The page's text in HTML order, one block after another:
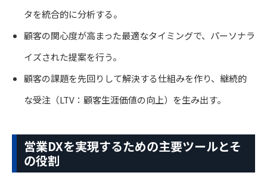
タを統合的に分析する。
顧客の関心度が高まった最適なタイミングで、パーソナラ
イズされた提案を行う。
顧客の課題を先回りして解決する仕組みを作り、継続的
な受注（LTV：顧客生涯価値の向上）を生み出す。
営業DXを実現するための主要ツールとそ
の役割